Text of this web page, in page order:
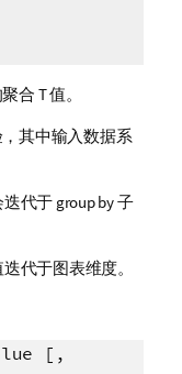
合 T 值。
其中输入数据系
代于 group by 子
代于图表维度。
[,